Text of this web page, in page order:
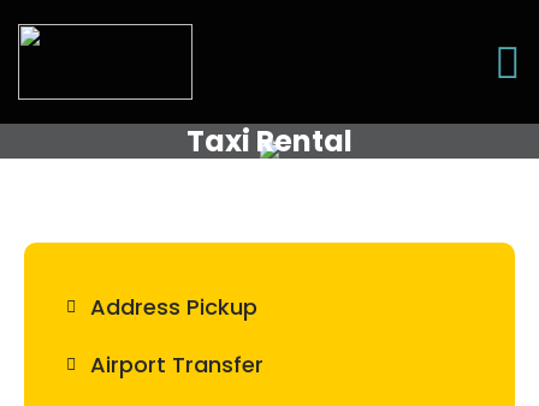
Taxi Rental
Address Pickup
Airport Transfer